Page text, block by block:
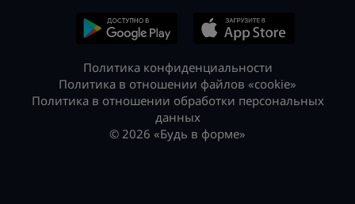
Политика конфиденциальности
Политика в отношении файлов «cookie»
Политика в отношении обработки персональных
данных
© 2026 «Будь в форме»